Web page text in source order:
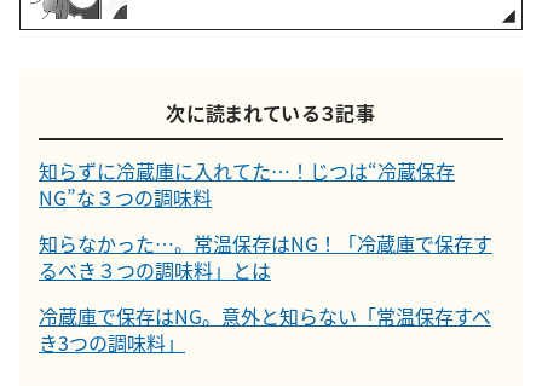
次に読まれている３記事
知らずに冷蔵庫に入れてた…！じつは“冷蔵保存
NG”な３つの調味料
知らなかった…。常温保存はNG！「冷蔵庫で保存す
るべき３つの調味料」とは
冷蔵庫で保存はNG。意外と知らない「常温保存すべ
き3つの調味料」